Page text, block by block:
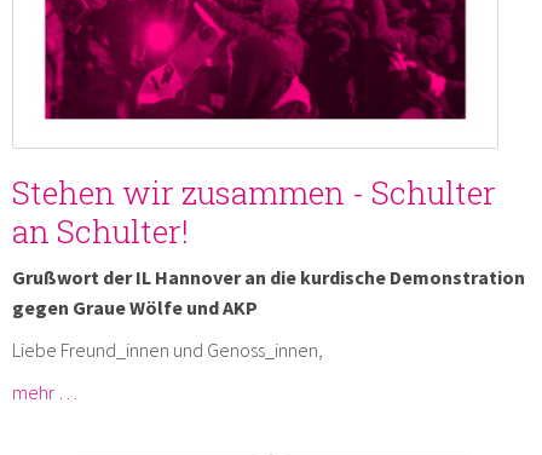
Stehen wir zusammen - Schulter
an Schulter!
Grußwort der IL Hannover an die kurdische Demonstration
gegen Graue Wölfe und AKP
Liebe Freund_innen und Genoss_innen,
mehr …